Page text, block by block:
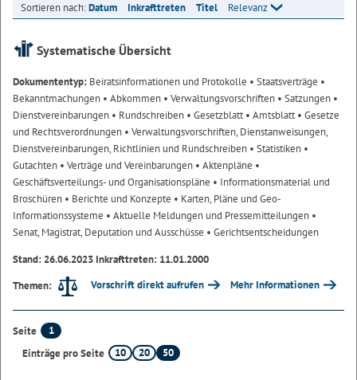
Sortieren nach:Datum Inkrafttreten Titel Relevanz
Systematische Übersicht
Dokumententyp: Beiratsinformationen und Protokolle • Staatsverträge •
Bekanntmachungen • Abkommen • Verwaltungsvorschriften • Satzungen •
Dienstvereinbarungen • Rundschreiben • Gesetzblatt• Amtsblatt• Gesetze
und Rechtsverordnungen • Verwaltungsvorschriften, Dienstanweisungen,
Dienstvereinbarungen, Richtlinien und Rundschreiben • Statistiken •
Gutachten • Verträge und Vereinbarungen • Aktenpläne •
Geschäftsverteilungs- und Organisationspläne • Informationsmaterial und
Broschüren • Berichte und Konzepte • Karten, Pläne und Geo-
Informationssysteme • Aktuelle Meldungen und Pressemitteilungen •
Senat, Magistrat, Deputation und Ausschüsse • Gerichtsentscheidungen
Stand: 26.06.2023 Inkrafttreten: 11.01.2000
Themen:
Vorschrift direkt aufrufen Mehr Informationen
Seite
1
Einträge pro Seite
10 20 50